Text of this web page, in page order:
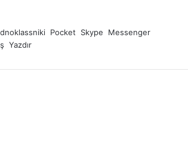
Pocket Skype
Messenger
Yazdır